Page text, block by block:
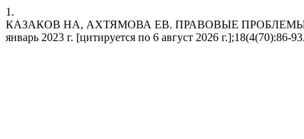
1.
КАЗАКОВ НА, АХТЯМОВА ЕВ. ПРАВОВЫЕ
январь 2023 г. [цитируется по 6 август 2026